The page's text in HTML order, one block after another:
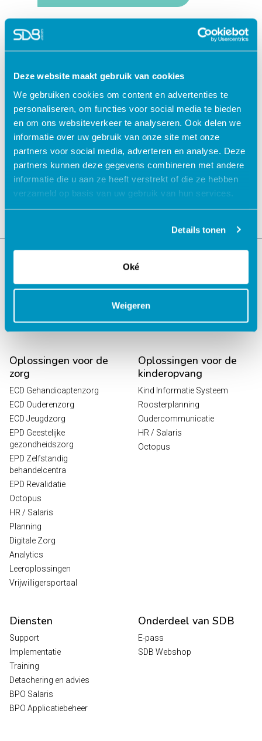
Deze website maakt gebruik van cookies
We gebruiken cookies om content en advertenties te
personaliseren, om functies voor social media te bieden
en om ons websiteverkeer te analyseren. Ook delen we
informatie over uw gebruik van onze site met onze
partners voor social media, adverteren en analyse. Deze
partners kunnen deze gegevens combineren met andere
informatie die u aan ze heeft verstrekt of die ze hebben
verzameld op basis van uw gebruik van hun services.
Details tonen
Oké
Weigeren
Jouw data veilig in de cloud
Oplossingen voor de
zorg
ECD Gehandicaptenzorg
ECD Ouderenzorg
ECD Jeugdzorg
EPD Geestelijke
gezondheidszorg
EPD Zelfstandig
behandelcentra
EPD Revalidatie
Octopus
HR / Salaris
Planning
Digitale Zorg
Analytics
Leeroplossingen
Vrijwilligersportaal
Oplossingen voor de
kinderopvang
Kind Informatie Systeem
Roosterplanning
Oudercommunicatie
HR / Salaris
Octopus
Diensten
Support
Implementatie
Training
Detachering en advies
BPO Salaris
BPO Applicatiebeheer
Onderdeel van SDB
E-pass
SDB Webshop